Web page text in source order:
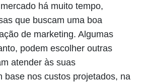
há muito tempo,
que buscam uma boa
de marketing. Algumas
podem escolher outras
atender às suas
base nos custos projetados, na